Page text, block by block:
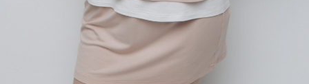
Регистрируйся и получили приветственные
Зарегистрироваться